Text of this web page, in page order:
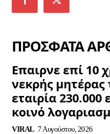
ΠΡΟΣΦΑΤΑ
Επαιρνε επί 10
νεκρής μητέρας
εταιρία
κοινό
VIRAL 7 Αυγούστου, 2026